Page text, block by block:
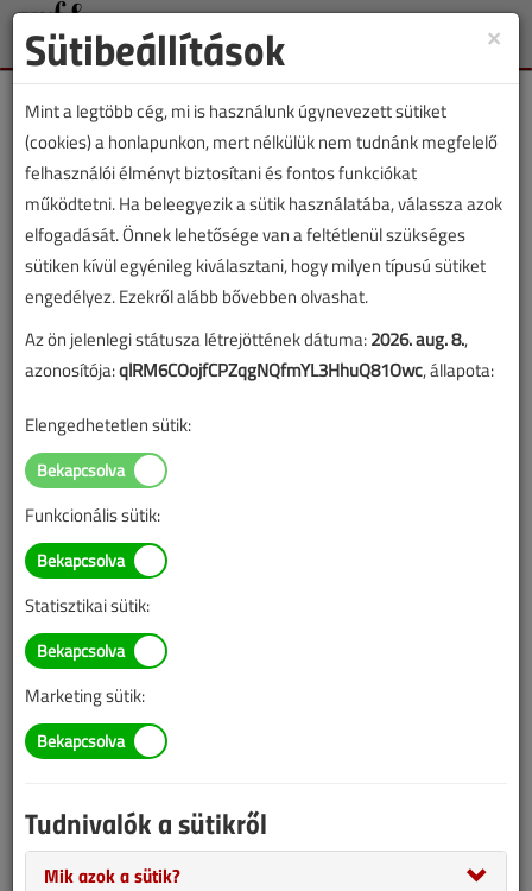
Toggle
VGF&HKL cikkvásárlás
Ismét Budapesten a mustra című cikk
vásárlása
sikeres online elektronikus fizetést követően azonnal
aktiválódik. A hozzáférése nem évül el.
A rendeléshez kérjük, lépjen be!
Illetve, ha még nem tette meg, kérjük, regisztráljon!
Tudnivalók az online cikkvásárlásról
Van más mód ahhoz, hogy hozzáférjek egy cikkhez?
is?
Meddig érvényes a hozzáférés a megvásárolt cikkhez?
×
Sütibeállítások
Mint a legtöbb cég, mi is használunk úgynevezett sütiket
(cookies) a honlapunkon, mert nélkülük nem tudnánk megfelelő
felhasználói élményt biztosítani és fontos funkciókat
működtetni. Ha beleegyezik a sütik használatába, válassza azok
elfogadását. Önnek lehetősége van a feltétlenül szükséges
sütiken kívül egyénileg kiválasztani, hogy milyen típusú sütiket
engedélyez. Ezekről alább bővebben olvashat.
Az ön jelenlegi státusza létrejöttének dátuma:2026. aug. 8.,
azonosítója:qlRM6COojfCPZqgNQfmYL3HhuQ81Owc, állapota:
Elengedhetetlen sütik:
Funkcionális sütik:
Statisztikai sütik:
Marketing sütik:
Tudnivalók a sütikről
Mik azok a sütik?